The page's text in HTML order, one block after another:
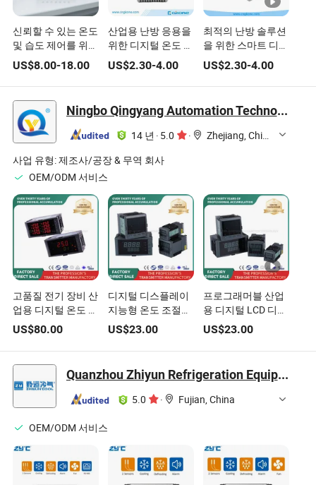
신뢰할 수 있는 온도
및 습도 제어를 위한
고급 디지털 습도 조
절기
US$8.00-18.00
산업용 난방 응용을
위한 디지털 온도 조
절기 팬용 온도 조절
기
US$2.30-4.00
최적의 난방 솔루션
을 위한 스마트 디지
털 온도 조절기
US$2.30-4.00
Ningbo Qingyang Automation Technology CO.,LTD.
14 년 · 5.0 ·
Zhejiang, China
사업 유형:제조사/공장 & 무역 회사
OEM/ODM 서비스
고품질 전기 장비 산
업용 디지털 온도 조
절기
US$80.00
디지털 디스플레이
지능형 온도 조절기
경제형 4-Digit 이중
디스플레이 온도 조
절기
US$23.00
프로그래머블 산업
용 디지털 LCD 디스
플레이 온도 조절기
온/오프 온도 조절
기
US$23.00
Quanzhou Zhiyun Refrigeration Equipment Co., Ltd.
5.0 · Fujian, China
OEM/ODM 서비스